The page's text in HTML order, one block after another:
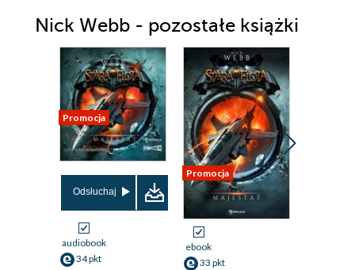
Nick Webb - pozostałe książki
Promocja
Odsłuchaj
audiobook
34 pkt
Promocja
ebook
33 pkt